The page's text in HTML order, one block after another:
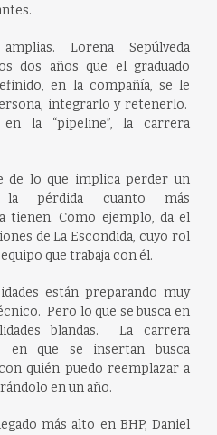
Lorena Sepúlveda
dos años que el graduado
en la compañía, se le
integrarlo y retenerlo.
la “pipeline”, la carrera
de lo que implica perder un
pérdida cuanto más
tienen. Como ejemplo, da el
de La Escondida, cuyo rol
que trabaja con él.
están preparando muy
Pero lo que se busca en
blandas. La carrera
en que se insertan busca
quién puedo reemplazar a
en un año.
más alto en BHP, Daniel